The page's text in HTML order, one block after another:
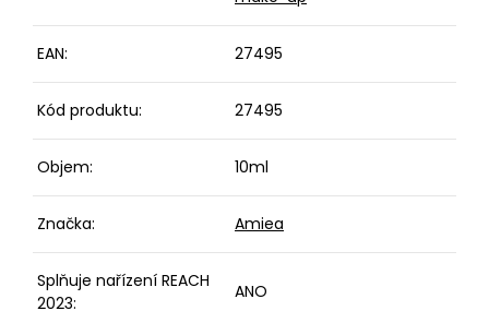
EAN: 27495
Kód produktu: 27495
Objem: 10ml
Značka: Amiea
Splňuje nařízení REACH
2023:
ANO